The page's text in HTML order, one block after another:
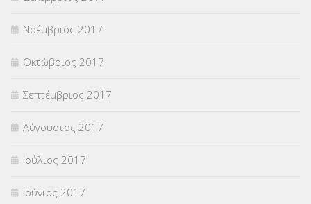
Νοέμβριος 2017
Οκτώβριος 2017
Σεπτέμβριος 2017
Αύγουστος 2017
Ιούλιος 2017
Ιούνιος 2017